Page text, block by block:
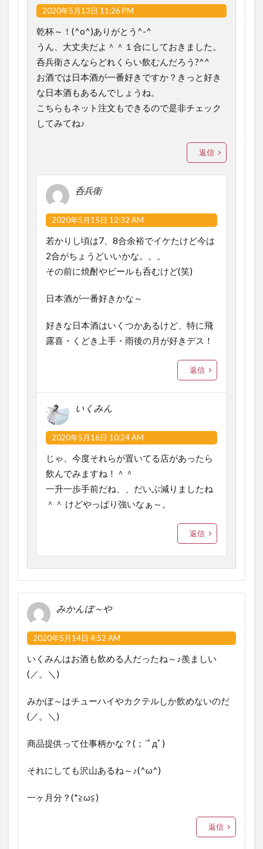
2020年5月13日 11:26 PM
乾杯～！(^o^)ありがとう^-^
うん、大丈夫だよ＾＾１合にしておきました。
呑兵衛さんならどれくらい飲むんだろう?^^
お酒では日本酒が一番好きですか？きっと好き
な日本酒もあるんでしょうね。
こちらもネット注文もできるので是非チェック
してみてね♪
返信
呑兵衛
2020年5月15日 12:32 AM
若かりし頃は7、8合余裕でイケたけど今は
2合がちょうどいいかな。。。
その前に焼酎やビールも呑むけど(笑)
日本酒が一番好きかな～
好きな日本酒はいくつかあるけど、特に飛
露喜・くどき上手・雨後の月が好きデス！
返信
いくみん
2020年5月16日 10:24 AM
じゃ、今度それらが置いてる店があったら
飲んでみますね！＾＾
一升一歩手前だね、、だいぶ減りましたね
＾＾ けどやっぱり強いなぁ～。
返信
みかんぼ～や
2020年5月14日 4:52 AM
いくみんはお酒も飲める人だったね～♪羨ましい
(／。＼)
みかぼ～はチューハイやカクテルしか飲めないのだ
(／。＼)
商品提供って仕事柄かな？(；´ﾟдﾟ)ゞ
それにしても沢山あるね～♪(^ω^)
一ヶ月分？(*≧ω≦)
返信